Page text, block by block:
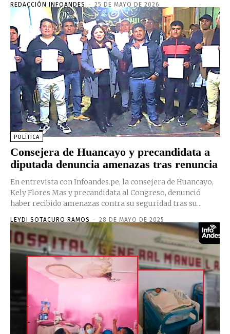
REDACCIÓN INFOANDES - 25 DE MAYO DE 2026
POLÍTICA
Consejera de Huancayo y precandidata a
diputada denuncia amenazas tras renuncia
En entrevista con Infoandes.pe, la consejera de Huancayo,
Kely Flores Mas y precandidata al Congreso, denunció
haber recibido amenazas contra su seguridad tras su...
LEYDI SOTACURO RAMOS - 28 DE MAYO DE 2025